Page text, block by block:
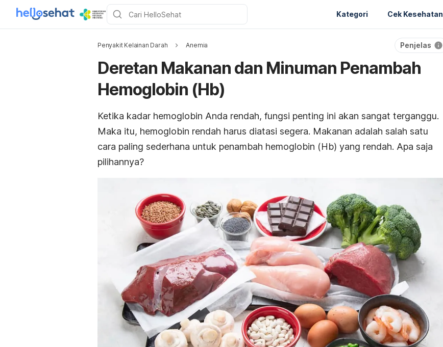
Kategori Cek Kesehatan
Penyakit Kelainan Darah Anemia Penjelas
Deretan Makanan dan Minuman Penambah
Hemoglobin (Hb)
Ketika kadar hemoglobin Anda rendah, fungsi penting ini akan sangat terganggu.
Maka itu, hemoglobin rendah harus diatasi segera. Makanan adalah salah satu
cara paling sederhana untuk penambah hemoglobin (Hb) yang rendah. Apa saja
pilihannya?